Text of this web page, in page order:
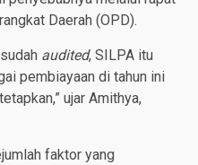
Daerah (OPD).
audited, SILPA itu
pembiayaan di tahun ini
ujar Amithya,
faktor yang